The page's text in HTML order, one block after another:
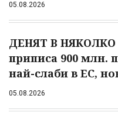
05.08.2026
ДЕНЯТ В НЯКОЛКО
приписа 900 млн.
най-слаби в ЕС,
05.08.2026